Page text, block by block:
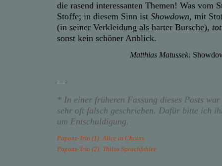
die rasend interessanten Themen! Was vom
Stoffe; in diesem Sinn ist Showdown, mit
(in seiner Verkleidung als harter Bursche),
sonst kein schöner Anblick.
Matthias Matussek:
—
* In einer früheren Fassung dieses Posts war
sehr oft falsch geschrieben. Dafür bitte ich
um Entschuldigung.
Popanz-Trio (1): Alice in Chains
Popanz-Trio (2): Thilos Sprachfehler